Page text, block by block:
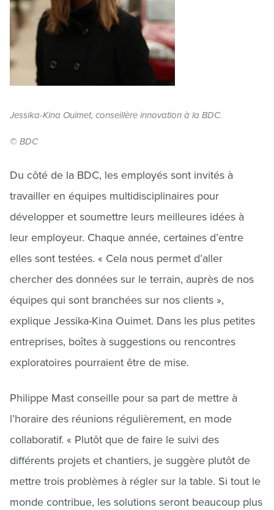
Jessika-Kina Ouimet, conseillère innovation à la BDC.
© BDC
Du côté de la BDC, les employés sont invités à
travailler en équipes multidisciplinaires pour
développer et soumettre leurs meilleures idées à
leur employeur. Chaque année, certaines d’entre
elles sont testées. « Cela nous permet d’aller
chercher des données sur le terrain, auprès de nos
équipes qui sont branchées sur nos clients »,
explique Jessika-Kina Ouimet. Dans les plus petites
entreprises, boîtes à suggestions ou rencontres
exploratoires pourraient être de mise.
Philippe Mast conseille pour sa part de mettre à
l’horaire des réunions régulièrement, en mode
collaboratif. « Plutôt que de faire le suivi des
différents projets et chantiers, je suggère plutôt de
mettre trois problèmes à régler sur la table. Si tout le
monde contribue, les solutions seront beaucoup plus